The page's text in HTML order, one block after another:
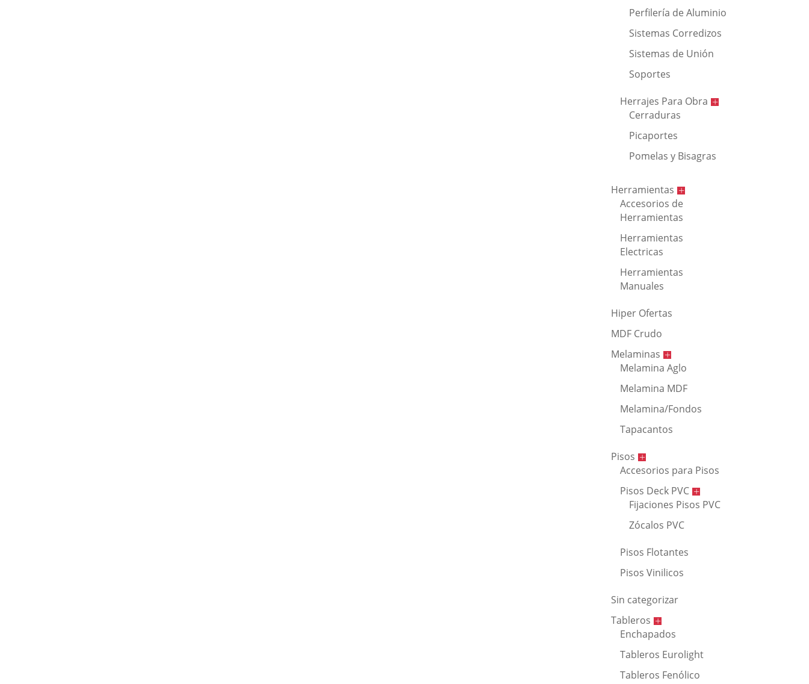
Perfilería de Aluminio
Sistemas Corredizos
Sistemas de Unión
Soportes
Herrajes Para Obra
Cerraduras
Picaportes
Pomelas y Bisagras
Herramientas
Accesorios de
Herramientas
Herramientas
Electricas
Herramientas
Manuales
Hiper Ofertas
MDF Crudo
Melaminas
Melamina Aglo
Melamina MDF
Melamina/Fondos
Tapacantos
Pisos
Accesorios para Pisos
Pisos Deck PVC
Fijaciones Pisos PVC
Zócalos PVC
Pisos Flotantes
Pisos Vinilicos
Sin categorizar
Tableros
Enchapados
Tableros Eurolight
Tableros Fenólico